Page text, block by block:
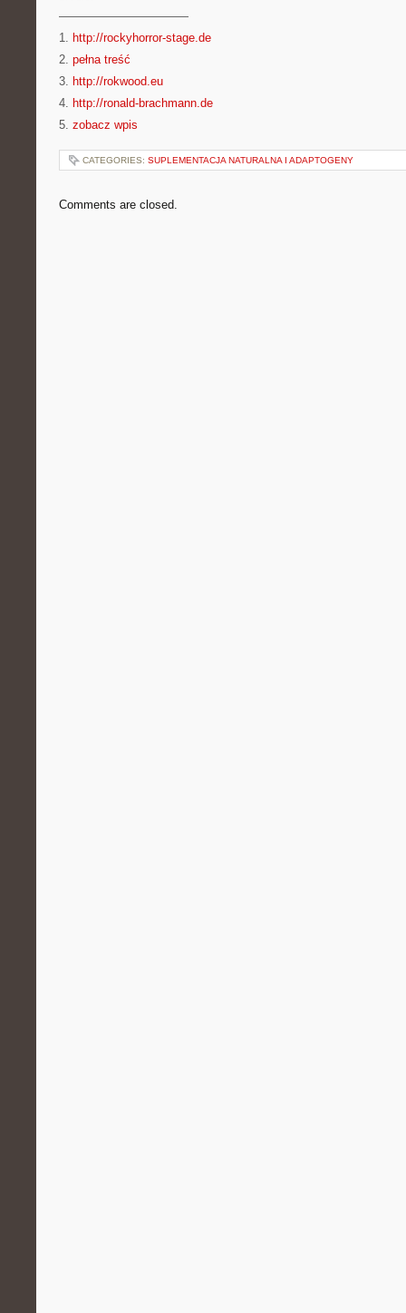
———————————
1. http://rockyhorror-stage.de
2. pełna treść
3. http://rokwood.eu
4. http://ronald-brachmann.de
5. zobacz wpis
CATEGORIES: SUPLEMENTACJA NATURALNA I ADAPTOGENY
Comments are closed.